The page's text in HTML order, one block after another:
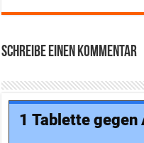
Schreibe einen Kommentar